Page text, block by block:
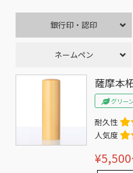
銀行印・認印
ネームペン
薩摩本
グリー
耐久性
人気度